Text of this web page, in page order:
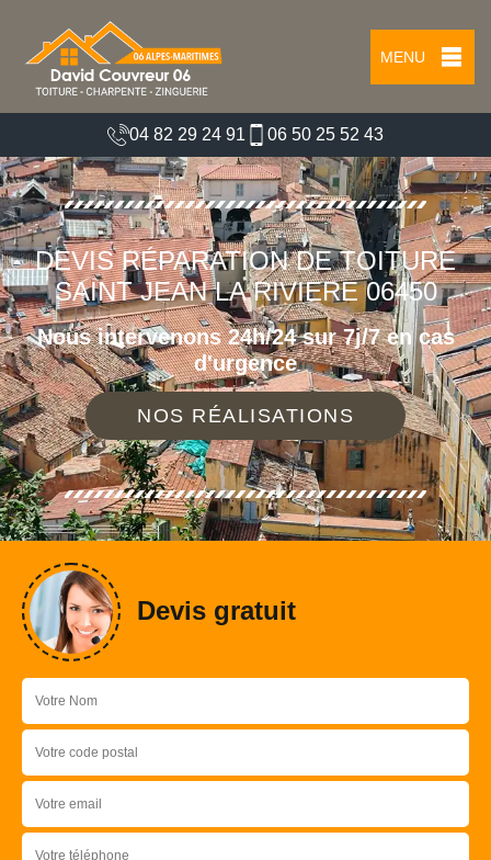
MENU
04 82 29 24 91 06 50 25 52 43
DEVIS RÉPARATION DE TOITURE
SAINT JEAN LA RIVIERE 06450
Nous intervenons 24h/24 sur 7j/7 en cas
d'urgence
NOS RÉALISATIONS
Devis gratuit